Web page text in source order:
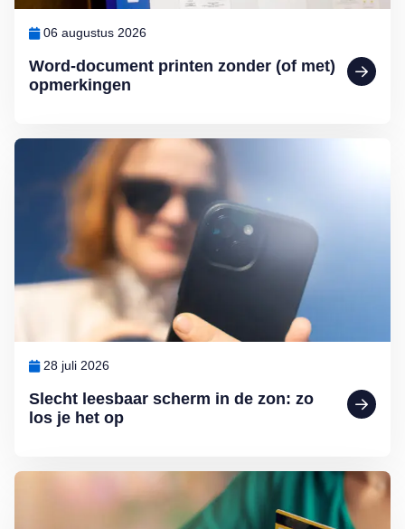
Word-document printen zonder (of met)
opmerkingen
06 augustus 2026
Slecht leesbaar scherm in de zon: zo
los je het op
28 juli 2026
Lees meer over Slecht leesbaar scherm in de zon: zo los je het op
Lees meer over Help, de bank-app werkt niet meer